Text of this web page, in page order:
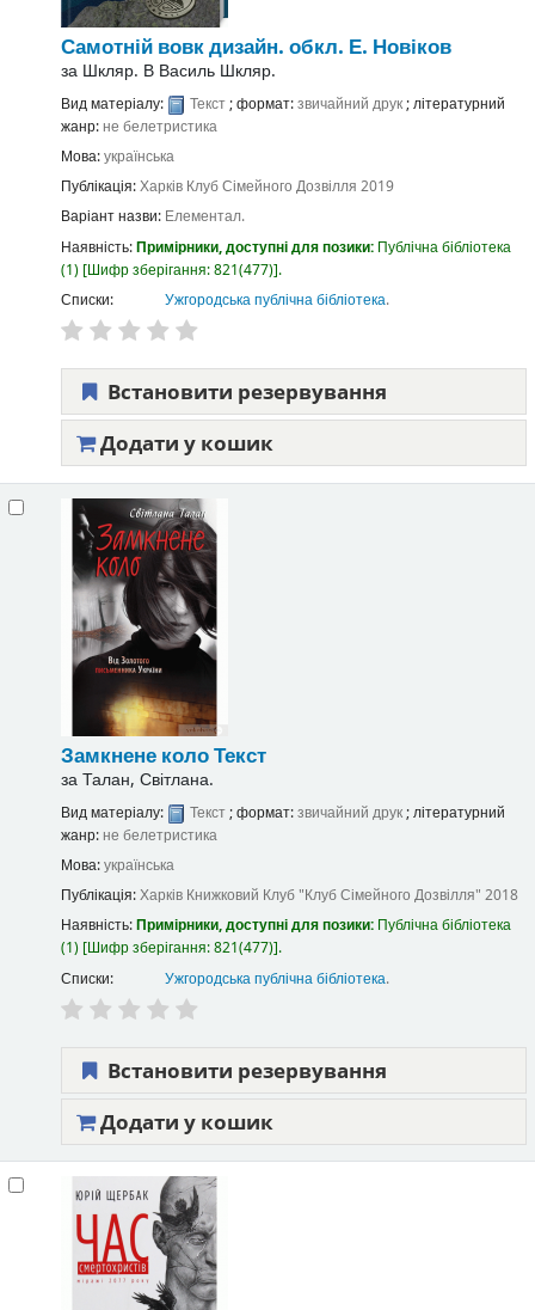
Самотній вовкдизайн. обкл. Е. Новіков
за Шкляр. В Василь Шкляр.
Вид матеріалу: Текст; формат:звичайний друк; літературний
жанр:не белетристика
Мова:українська
Публікація:Харків Клуб Сімейного Дозвілля 2019
Варіант назви: Елементал.
Наявність:Примірники, доступні для позики: Публічна бібліотека
(1) Шифр зберігання:821(477) .
Списки:
Ужгородська публічна бібліотека.
Встановити резервування
Додати у кошик
Замкнене колоТекст
заТалан, Світлана.
Вид матеріалу: Текст; формат:звичайний друк; літературний
жанр: не белетристика
Мова:українська
Публікація:Харків Книжковий Клуб "Клуб Сімейного Дозвілля" 2018
Наявність:Примірники, доступні для позики: Публічна бібліотека
(1) Шифр зберігання:821(477) .
Списки:
Ужгородська публічна бібліотека.
Встановити резервування
Додати у кошик